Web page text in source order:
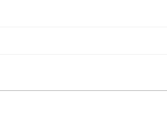
vs Bolt.new